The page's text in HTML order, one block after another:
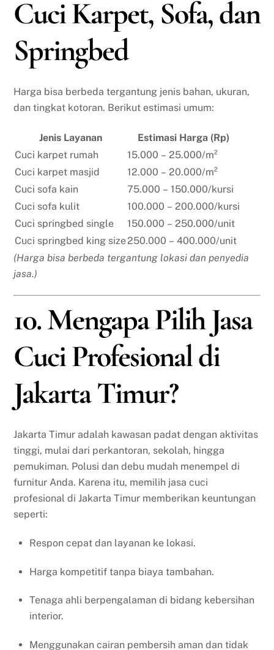
Cuci Karpet, Sofa, dan
Springbed
Harga bisa berbeda tergantung jenis bahan, ukuran,
dan tingkat kotoran. Berikut estimasi umum:
Jenis Layanan
Estimasi Harga (Rp)
Cuci karpet rumah
15.000 – 25.000/m²
Cuci karpet masjid
12.000 – 20.000/m²
Cuci sofa kain
75.000 – 150.000/kursi
Cuci sofa kulit
100.000 – 200.000/kursi
Cuci springbed single
150.000 – 250.000/unit
Cuci springbed king size250.000 – 400.000/unit
(Harga bisa berbeda tergantung lokasi dan penyedia
jasa.)
10. Mengapa Pilih Jasa
Cuci Profesional di
Jakarta Timur?
Jakarta Timur adalah kawasan padat dengan aktivitas
tinggi, mulai dari perkantoran, sekolah, hingga
pemukiman. Polusi dan debu mudah menempel di
furnitur Anda. Karena itu, memilih jasa cuci
profesional di Jakarta Timur memberikan keuntungan
seperti:
Respon cepat dan layanan ke lokasi.
Harga kompetitif tanpa biaya tambahan.
Tenaga ahli berpengalaman di bidang kebersihan
interior.
Menggunakan cairan pembersih aman dan tidak